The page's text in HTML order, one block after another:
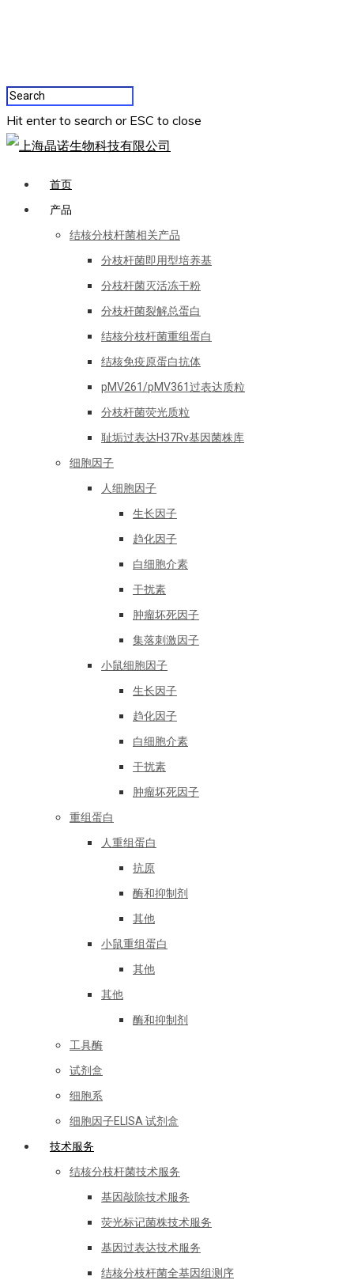
Hit enter to search or ESC to close
首页
产品
结核分枝杆菌相关产品
分枝杆菌即用型培养基
分枝杆菌灭活冻干粉
分枝杆菌裂解总蛋白
结核分枝杆菌重组蛋白
结核免疫原蛋白抗体
pMV261/pMV361过表达质粒
分枝杆菌荧光质粒
耻垢过表达H37Rv基因菌株库
细胞因子
人细胞因子
生长因子
趋化因子
白细胞介素
干扰素
肿瘤坏死因子
集落刺激因子
小鼠细胞因子
生长因子
趋化因子
白细胞介素
干扰素
肿瘤坏死因子
重组蛋白
人重组蛋白
抗原
酶和抑制剂
其他
小鼠重组蛋白
其他
其他
酶和抑制剂
工具酶
试剂盒
细胞系
细胞因子ELISA 试剂盒
技术服务
结核分枝杆菌技术服务
基因敲除技术服务
荧光标记菌株技术服务
基因过表达技术服务
结核分枝杆菌全基因组测序